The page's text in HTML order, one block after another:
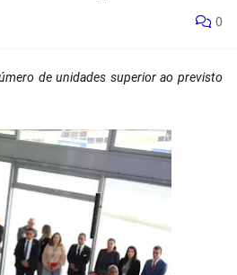
0
de unidades superior ao previsto